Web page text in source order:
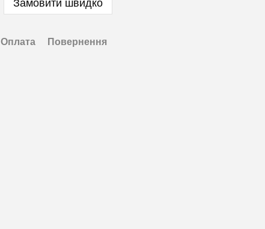
Замовити швидко
Оплата Повернення